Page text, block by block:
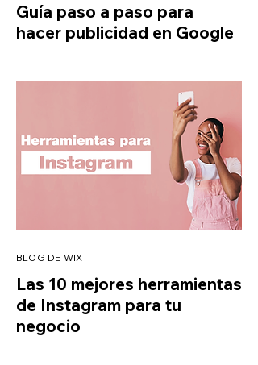
Guía paso a paso para
hacer publicidad en Google
BLOG DE WIX
Las 10 mejores herramientas
de Instagram para tu
negocio